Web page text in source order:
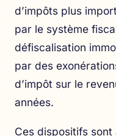
d’impôts plus
par le système
défiscalisation
par des
d’impôt sur le
années.
Ces dispositifs